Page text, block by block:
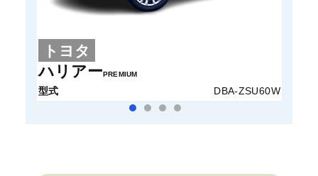
トヨタ
ハリアーPREMIUM
型式 DBA-ZSU60W